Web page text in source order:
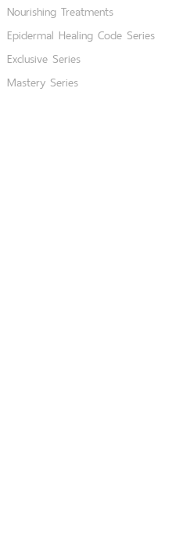
Nourishing Treatments
Epidermal Healing Code Series
Exclusive Series
Mastery Series